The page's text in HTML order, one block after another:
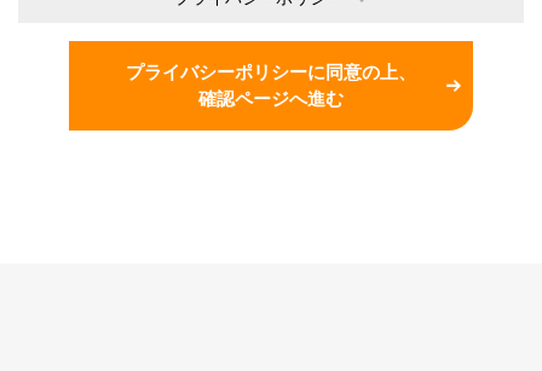
プライバシーポリシーに同意の上、
確認ページへ進む